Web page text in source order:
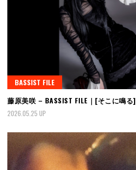
BASSIST FILE
藤原美咲 – BASSIST FILE｜[そこに鳴る]
2026.05.25 UP